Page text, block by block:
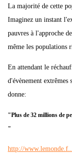
La majorité de cette
Imaginez un instant
pauvres à l'approche
même les populations
En attendant le
d'évènement extrêmes
donne:
"Plus de 32 millions de
"
http://